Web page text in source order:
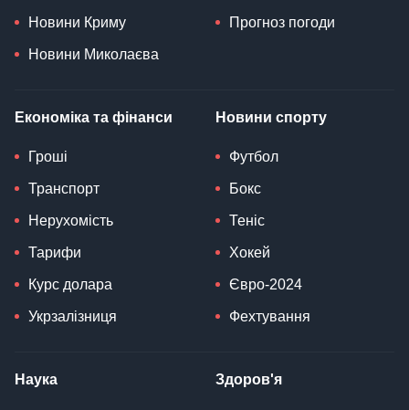
Новини Криму
Новини Миколаєва
Прогноз погоди
Економіка та фінанси
Гроші
Транспорт
Нерухомість
Тарифи
Курс долара
Укрзалізниця
Новини спорту
Футбол
Бокс
Теніс
Хокей
Євро-2024
Фехтування
Наука Здоров'я